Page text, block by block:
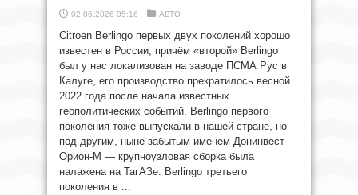
02.06.2026 05:16 АВТО
Citroen Berlingo первых двух поколений хорошо
известен в России, причём «второй» Berlingo
был у нас локализован на заводе ПСМА Рус в
Калуге, его производство прекратилось весной
2022 года после начала известных
геополитических событий. Berlingo первого
поколения тоже выпускали в нашей стране, но
под другим, ныне забытым именем Донинвест
Орион-М — крупноузловая сборка была
налажена на ТагАЗе. Berlingo третьего
поколения в ...